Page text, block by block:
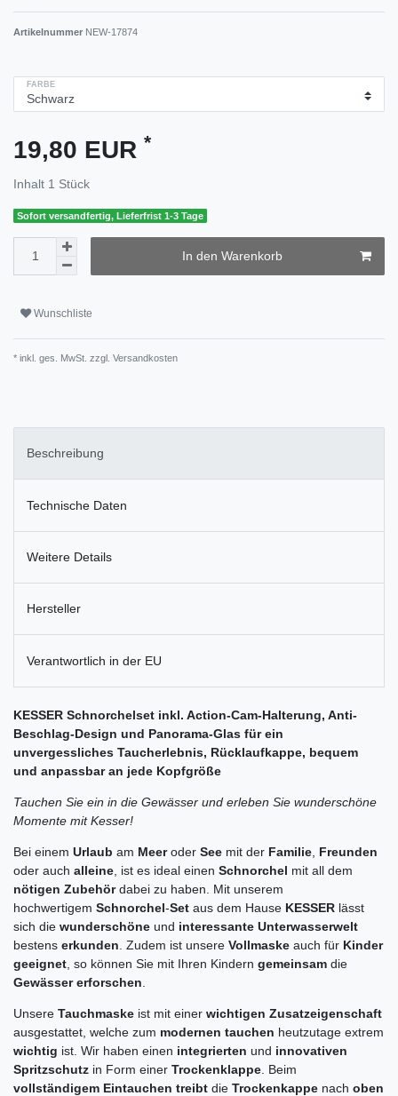
Artikelnummer NEW-17874
FARBE
19,80 EUR *
Inhalt 1 Stück
Sofort versandfertig, Lieferfrist 1-3 Tage
In den Warenkorb
Wunschliste
* inkl. ges. MwSt. zzgl. Versandkosten
Beschreibung
Technische Daten
Weitere Details
Hersteller
Verantwortlich in der EU
KESSER Schnorchelset inkl. Action-Cam-Halterung, Anti-
Beschlag-Design und Panorama-Glas für ein
unvergessliches Taucherlebnis, Rücklaufkappe, bequem
und anpassbar an jede Kopfgröße
Tauchen Sie ein in die Gewässer und erleben Sie wunderschöne
Momente mit Kesser!
Bei einem Urlaub am Meeroder See mit der Familie Freunden
oder auch alleine , ist es ideal einen Schnorchel mit all dem
nötigen Zubehördabei zu haben. Mit unserem
hochwertigem Schnorchel-Set aus dem Hause KESSER lässt
sich die wunderschöne und interessante Unterwasserwelt
bestens erkunden . Zudem ist unsere Vollmaske auch für Kinder
geeignet , so können Sie mit Ihren Kindern gemeinsam die
Gewässer erforschen
Unsere Tauchmaske ist mit einer wichtigen Zusatzeigenschaft
ausgestattet, welche zum modernen tauchen heutzutage extrem
wichtig ist. Wir haben einen integrierten und innovativen
Spritzschutz in Form einer Trockenklappe . Beim
vollständigem Eintauchen treibt die Trockenkappe nach oben